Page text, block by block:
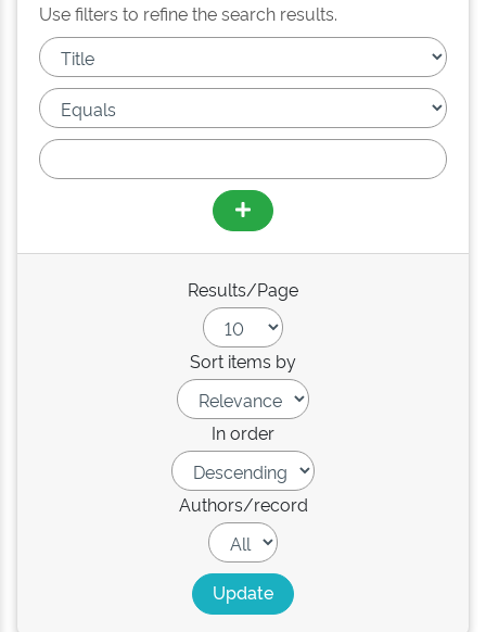
Use filters to refine the search results.
Results/Page
Sort items by
In order
Authors/record